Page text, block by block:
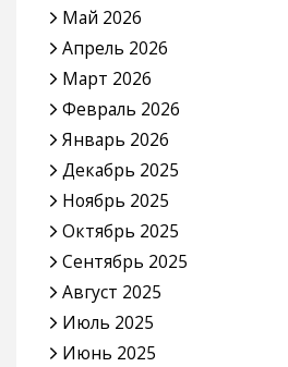
Май 2026
Апрель 2026
Март 2026
Февраль 2026
Январь 2026
Декабрь 2025
Ноябрь 2025
Октябрь 2025
Сентябрь 2025
Август 2025
Июль 2025
Июнь 2025